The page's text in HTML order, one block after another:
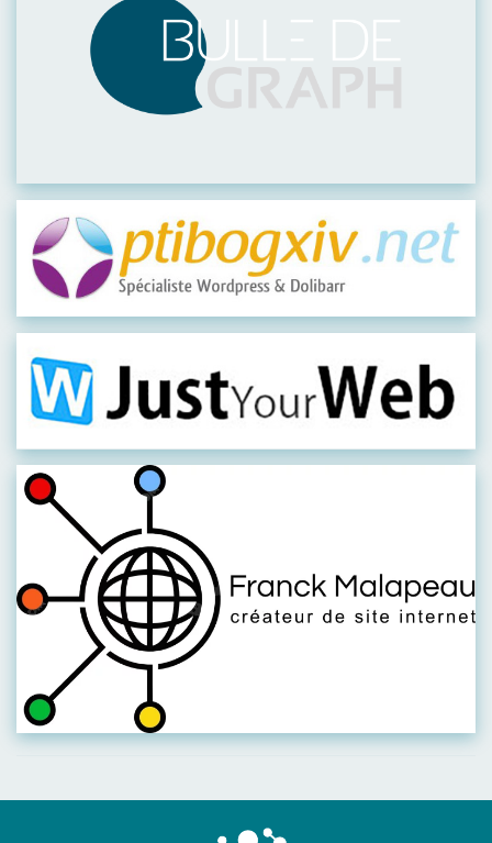
Visiter leur site
Visiter leur site
Visiter leur site